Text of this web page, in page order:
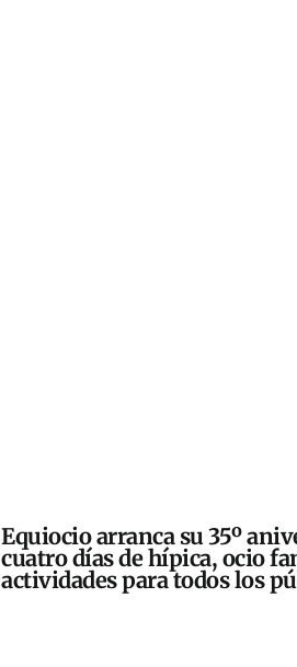
Equiocio arranca su 35º
cuatro días de hípica, ocio
actividades para todos los